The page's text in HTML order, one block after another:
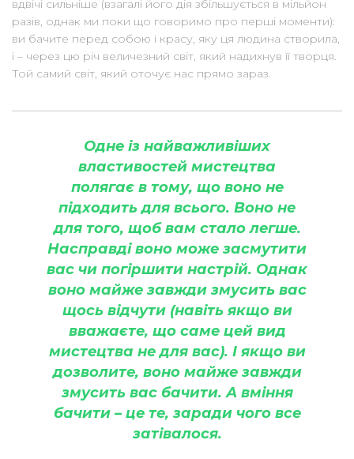
вдвічі сильніше (взагалі його дія збільшується в мільйон
разів, однак ми поки що говоримо про перші моменти):
ви бачите перед собою і красу, яку ця людина створила,
і – через цю річ величезний світ, який надихнув її творця.
Той самий світ, який оточує нас прямо зараз.
Одне із найважливіших
властивостей мистецтва
полягає в тому, що воно не
підходить для всього. Воно не
для того, щоб вам стало легше.
Насправді воно може засмутити
вас чи погіршити настрій. Однак
воно майже завжди змусить вас
щось відчути (навіть якщо ви
вважаєте, що саме цей вид
мистецтва не для вас). І якщо ви
дозволите, воно майже завжди
змусить вас бачити. А вміння
бачити – це те, заради чого все
затівалося.